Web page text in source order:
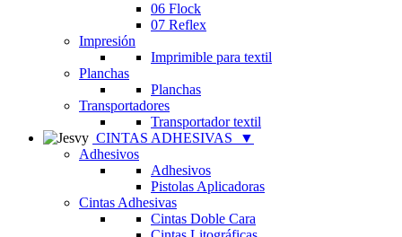
06 Flock
07 Reflex
Impresión
Imprimible para textil
Planchas
Planchas
Transportadores
Transportador textil
CINTAS ADHESIVAS
▼
Adhesivos
Adhesivos
Pistolas Aplicadoras
Cintas Adhesivas
Cintas Doble Cara